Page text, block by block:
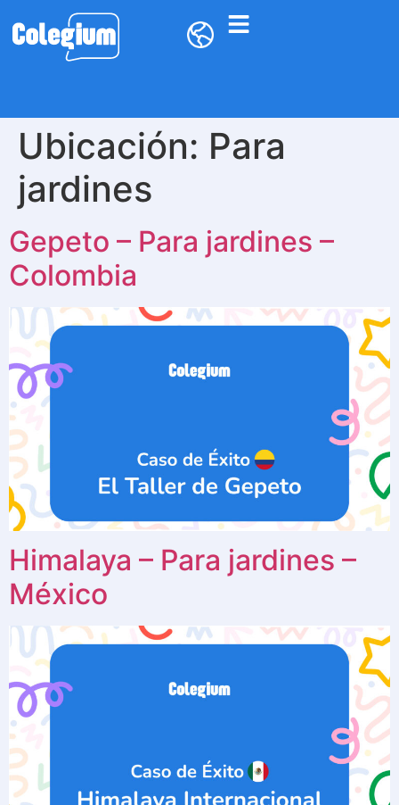
Ubicación: Para
jardines
Gepeto – Para jardines –
Colombia
Himalaya – Para jardines –
México